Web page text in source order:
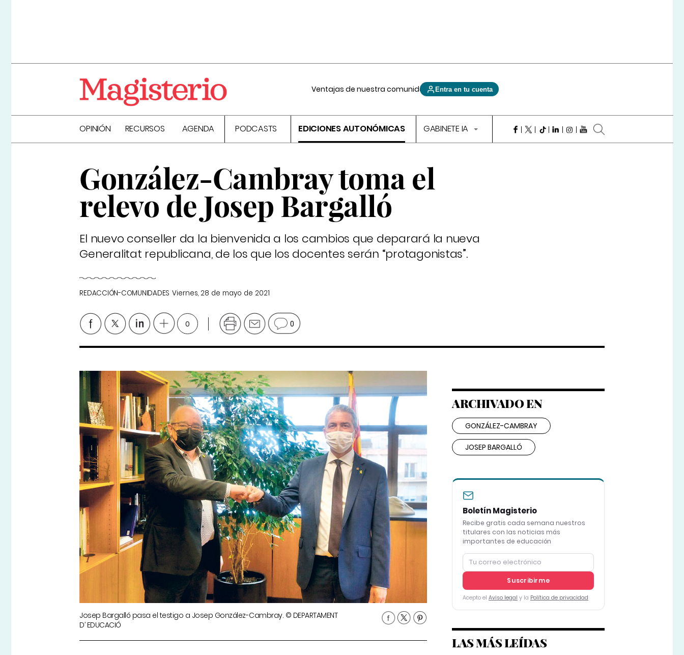
Ventajas de nuestra comunidad Entra en tu cuenta
OPINIÓN RECURSOS AGENDA PODCASTS EDICIONES AUTONÓMICAS GABINETE IA
González-Cambray toma el
relevo de Josep Bargalló
El nuevo conseller da la bienvenida a los cambios que deparará la nueva
Generalitat republicana, de los que los docentes serán “protagonistas”.
REDACCIÓN-COMUNIDADES Viernes, 28 de mayo de 2021
0 0
Josep Bargalló pasa el testigo a Josep González-Cambray. © DEPARTAMENT
D’ EDUCACIÓ
ARCHIVADO EN
GONZÁLEZ-CAMBRAY
JOSEP BARGALLÓ
Boletín Magisterio
Recibe gratis cada semana nuestros
titulares con las noticias más
importantes de educación
Suscribirme
Acepto el Aviso legal y la Política de privacidad
LAS MÁS LEÍDAS